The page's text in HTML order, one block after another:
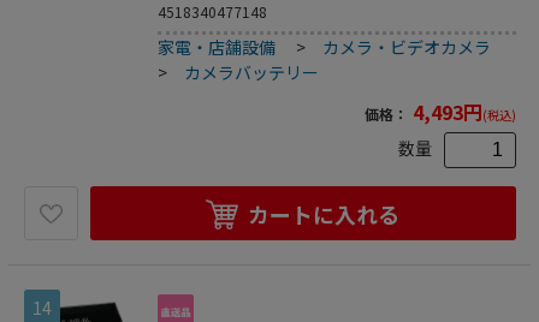
4518340477148
家電・店舗設備 > カメラ・ビデオカメラ
> カメラバッテリー
価格： 4,493円(税込)
数量
カートに入れる
14